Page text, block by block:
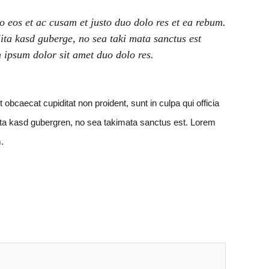
eos et ac cusam et justo duo dolo res et ea rebum.
kasd guberge, no sea taki mata sanctus est
ipsum dolor sit amet duo dolo res.
cupiditat non proident, sunt in culpa qui officia
kasd gubergren, no sea takimata sanctus est. Lorem